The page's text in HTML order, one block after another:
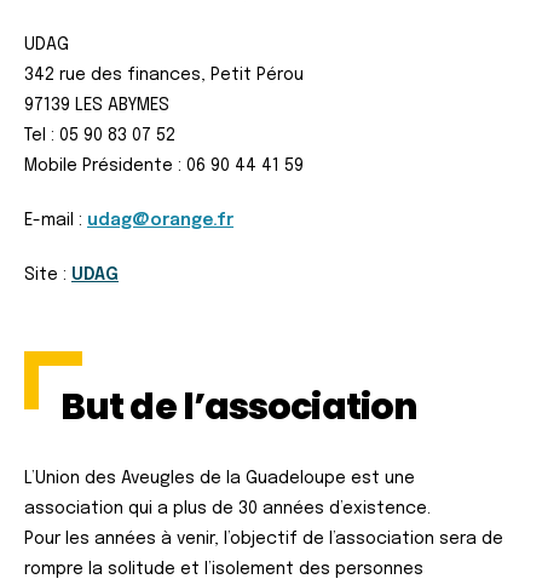
UDAG
342 rue des finances, Petit Pérou
97139 LES ABYMES
Tel : 05 90 83 07 52
Mobile Présidente : 06 90 44 41 59
E-mail : udag@orange.fr
Site : UDAG
But de l’association
L’Union des Aveugles de la Guadeloupe est une
association qui a plus de 30 années d’existence.
Pour les années à venir, l’objectif de l’association sera de
rompre la solitude et l’isolement des personnes